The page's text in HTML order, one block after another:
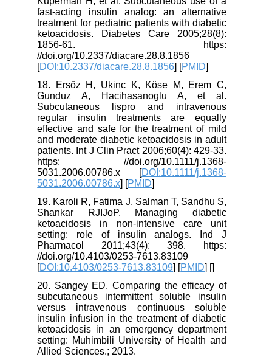
fast-acting insulin analog: an alternative
treatment for pediatric patients with diabetic
ketoacidosis. Diabetes Care 2005;28(8):
1856-61. https:
//doi.org/10.2337/diacare.28.8.1856
[DOI:10.2337/diacare.28.8.1856] [PMID
18. Ersöz H, Ukinc K, Köse M, Erem C,
Gunduz A, Hacihasanoglu A, et al.
Subcutaneous lispro and intravenous
regular insulin treatments are equally
effective and safe for the treatment of mild
and moderate diabetic ketoacidosis in adult
patients. Int J Clin Pract 2006;60(4): 429-33.
https: //doi.org/10.1111/j.1368-
5031.2006.00786.x [DOI:10.1111/j.1368-
5031.2006.00786.x] [PMID
19. Karoli R, Fatima J, Salman T, Sandhu S,
Shankar RJIJoP. Managing diabetic
ketoacidosis in non-intensive care unit
setting: role of insulin analogs. Ind J
Pharmacol 2011;43(4): 398. https:
//doi.org/10.4103/0253-7613.83109
[DOI:10.4103/0253-7613.83109] [PMID] [
20. Sangey ED. Comparing the efficacy of
subcutaneous intermittent soluble insulin
versus intravenous continuous soluble
insulin infusion in the treatment of diabetic
ketoacidosis in an emergency department
setting: Muhimbili University of Health and
Allied Sciences.; 2013.